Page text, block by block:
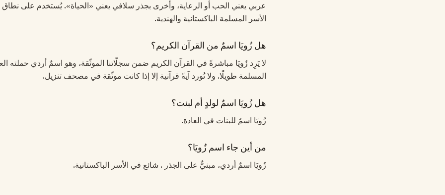
عربي يعني الحب أو الرعاية، وأخرى بجذر سلافي يعني «الحياة». يُستخدم على
الأسر المسلمة الباكستانية والهندية.
هل زُويَا اسمٌ من القرآن الكريم؟
لا يَرِد زُويَا مباشرةً في القرآن الكريم ضمن سجلّاتنا الموثّقة، وهو اسمٌ أردي حملته
المسلمة طويلًا. ولا نُورد آيةً قرآنية إلا إذا كانت موثّقة في مصحف تنزيل.
هل زُويَا اسمٌ لولدٍ أم لبنت؟
زُويَا اسمٌ للبنات في العادة.
من أين جاء اسم زُويَا؟
زُويَا اسمٌ أردي، مبنيٌّ على الجذر . شائع في الأسر الباكستانية.